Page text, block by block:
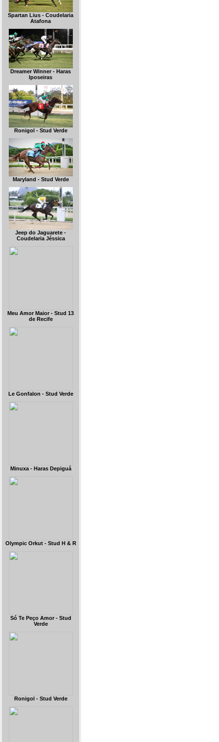
Spartan Lius - Coudelaria
Atafona
Dreamer Winner - Haras
Iposeiras
Ronigol - Stud Verde
Maryland - Stud Verde
Jeep do Jaguarete -
Coudelaria Jéssica
Meu Amor Maior - Stud 13
de Recife
Le Gonfalon - Stud Verde
Minuxa - Haras Depiguá
Olympic Orkut - Stud H & R
Só Te Peço Amor - Stud
Verde
Ronigol - Stud Verde